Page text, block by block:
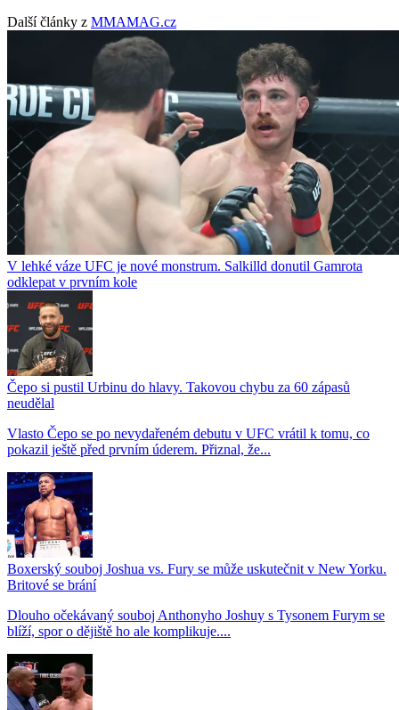
Další články z MMAMAG.cz
V lehké váze UFC je nové monstrum. Salkilld donutil Gamrota
odklepat v prvním kole
Čepo si pustil Urbinu do hlavy. Takovou chybu za 60 zápasů
neudělal
Vlasto Čepo se po nevydařeném debutu v UFC vrátil k tomu, co
pokazil ještě před prvním úderem. Přiznal, že...
Boxerský souboj Joshua vs. Fury se může uskutečnit v New Yorku.
Britové se brání
Dlouho očekávaný souboj Anthonyho Joshuy s Tysonem Furym se
blíží, spor o dějiště ho ale komplikuje....